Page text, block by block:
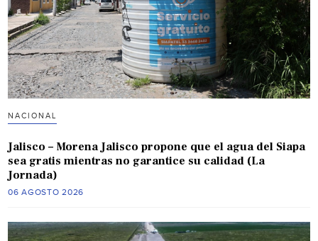
NACIONAL
Jalisco – Morena Jalisco propone que el agua del Siapa
sea gratis mientras no garantice su calidad (La
Jornada)
06 AGOSTO 2026